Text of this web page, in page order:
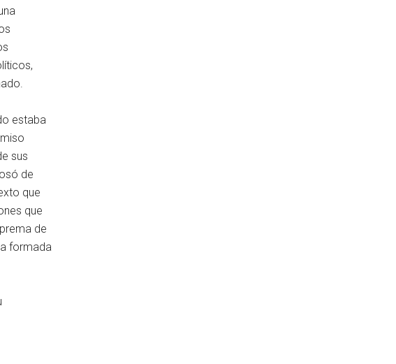
estaba
sus
de
que
que
de
formada